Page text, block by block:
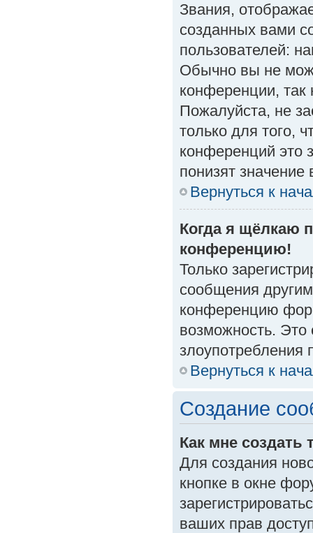
Звания,
созданных вами
пользователей:
Обычно вы не
конференции, так
Пожалуйста, не
только для того,
конференций это
понизят
Вернуться к
Когда я щёлкаю
конференцию!
Только
сообщения
конференцию
возможность. Это
злоупотребления
Вернуться к
Создание
Как мне создать
Для создания
кнопке в окне
ваших прав